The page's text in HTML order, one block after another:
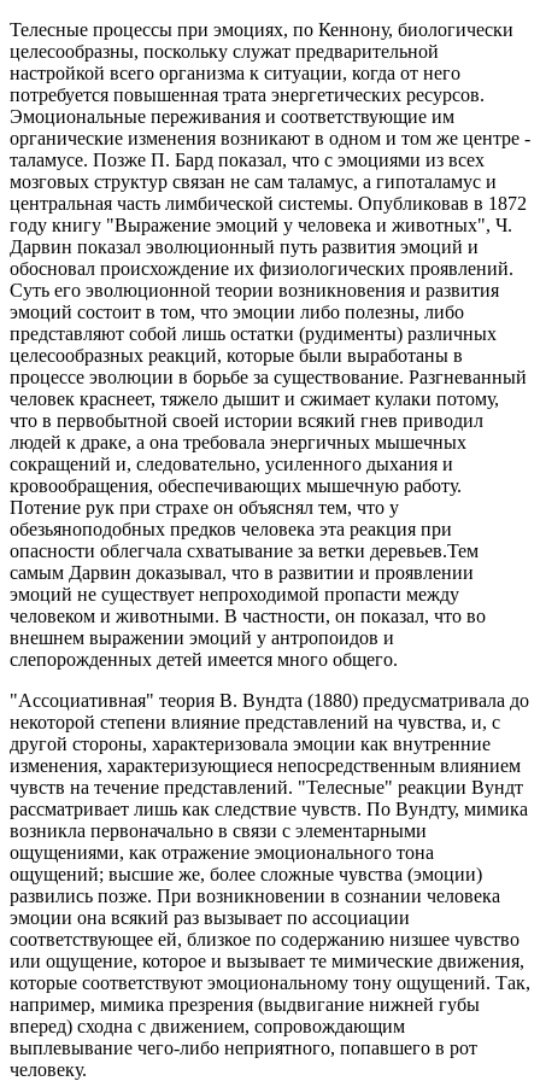
Телесные процессы при эмоциях, по Кеннону, биологически
целесообразны, поскольку служат предварительной
настройкой всего организма к ситуации, когда от него
потребуется повышенная трата энергетических ресурсов.
Эмоциональные переживания и соответствующие им
органические изменения возникают в одном и том же центре -
таламусе. Позже П. Бард показал, что с эмоциями из всех
мозговых структур связан не сам таламус, а гипоталамус и
центральная часть лимбической системы. Опубликовав в 1872
году книгу "Выражение эмоций у человека и животных", Ч.
Дарвин показал эволюционный путь развития эмоций и
обосновал происхождение их физиологических проявлений.
Суть его эволюционной теории возникновения и развития
эмоций состоит в том, что эмоции либо полезны, либо
представляют собой лишь остатки (рудименты) различных
целесообразных реакций, которые были выработаны в
процессе эволюции в борьбе за существование. Разгневанный
человек краснеет, тяжело дышит и сжимает кулаки потому,
что в первобытной своей истории всякий гнев приводил
людей к драке, а она требовала энергичных мышечных
сокращений и, следовательно, усиленного дыхания и
кровообращения, обеспечивающих мышечную работу.
Потение рук при страхе он объяснял тем, что у
обезьяноподобных предков человека эта реакция при
опасности облегчала схватывание за ветки деревьев.Тем
самым Дарвин доказывал, что в развитии и проявлении
эмоций не существует непроходимой пропасти между
человеком и животными. В частности, он показал, что во
внешнем выражении эмоций у антропоидов и
слепорожденных детей имеется много общего.
"Ассоциативная" теория В. Вундта (1880) предусматривала до
некоторой степени влияние представлений на чувства, и, с
другой стороны, характеризовала эмоции как внутренние
изменения, характеризующиеся непосредственным влиянием
чувств на течение представлений. "Телесные" реакции Вундт
рассматривает лишь как следствие чувств. По Вундту, мимика
возникла первоначально в связи с элементарными
ощущениями, как отражение эмоционального тона
ощущений; высшие же, более сложные чувства (эмоции)
развились позже. При возникновении в сознании человека
эмоции она всякий раз вызывает по ассоциации
соответствующее ей, близкое по содержанию низшее чувство
или ощущение, которое и вызывает те мимические движения,
которые соответствуют эмоциональному тону ощущений. Так,
например, мимика презрения (выдвигание нижней губы
вперед) сходна с движением, сопровождающим
выплевывание чего-либо неприятного, попавшего в рот
человеку.